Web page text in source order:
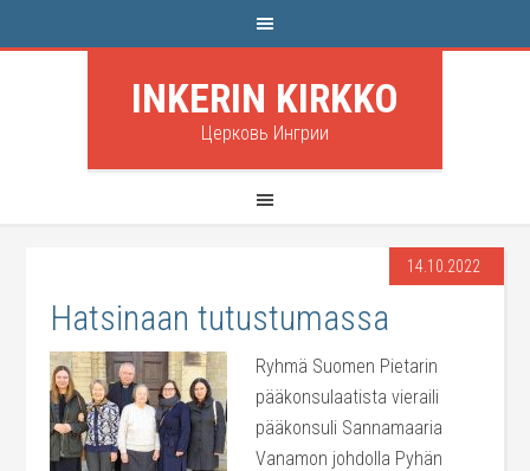
INKERIN KIRKKO
Церковь Ингрии
14.10.2022
Hatsinaan tutustumassa
Ryhmä Suomen Pietarin
pääkonsulaatista vieraili
pääkonsuli Sannamaaria
Vanamon johdolla Pyhän